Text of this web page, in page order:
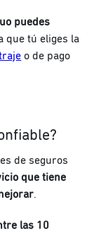
puedes
que tú eliges la
o de pago
de seguros
que tiene
.
las 10